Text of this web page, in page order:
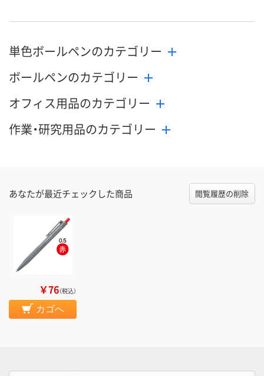
単色ボールペンのカテゴリー
ボールペンのカテゴリー
オフィス用品のカテゴリー
作業・研究用品のカテゴリー
あなたが最近チェックした商品 閲覧履歴の削除
￥76（税込）
カゴへ